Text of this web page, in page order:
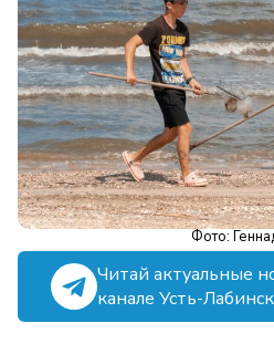
Фото:
Читай актуальные
канале Усть-